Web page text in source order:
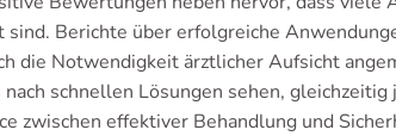
sind. Berichte über erfolgreiche
die Notwendigkeit ärztlicher Aufsicht
schnellen Lösungen sehen,
zwischen effektiver Behandlung und